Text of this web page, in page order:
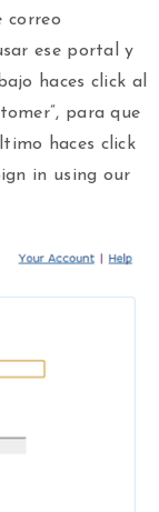
correo
ese portal y
haces click al
para que
haces click
in using our